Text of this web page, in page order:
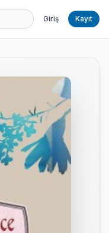
Giriş Kayıt